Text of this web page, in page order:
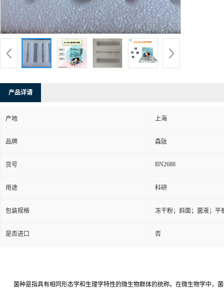
产品详请
产地 上海
品牌 森肽
货号 BN2688
用途 科研
包装规格 冻干粉；斜面；菌液；平
是否进口 否
菌种是指具有相同形态学和生理学特性的微生物群体的统称。在微生物学中，菌